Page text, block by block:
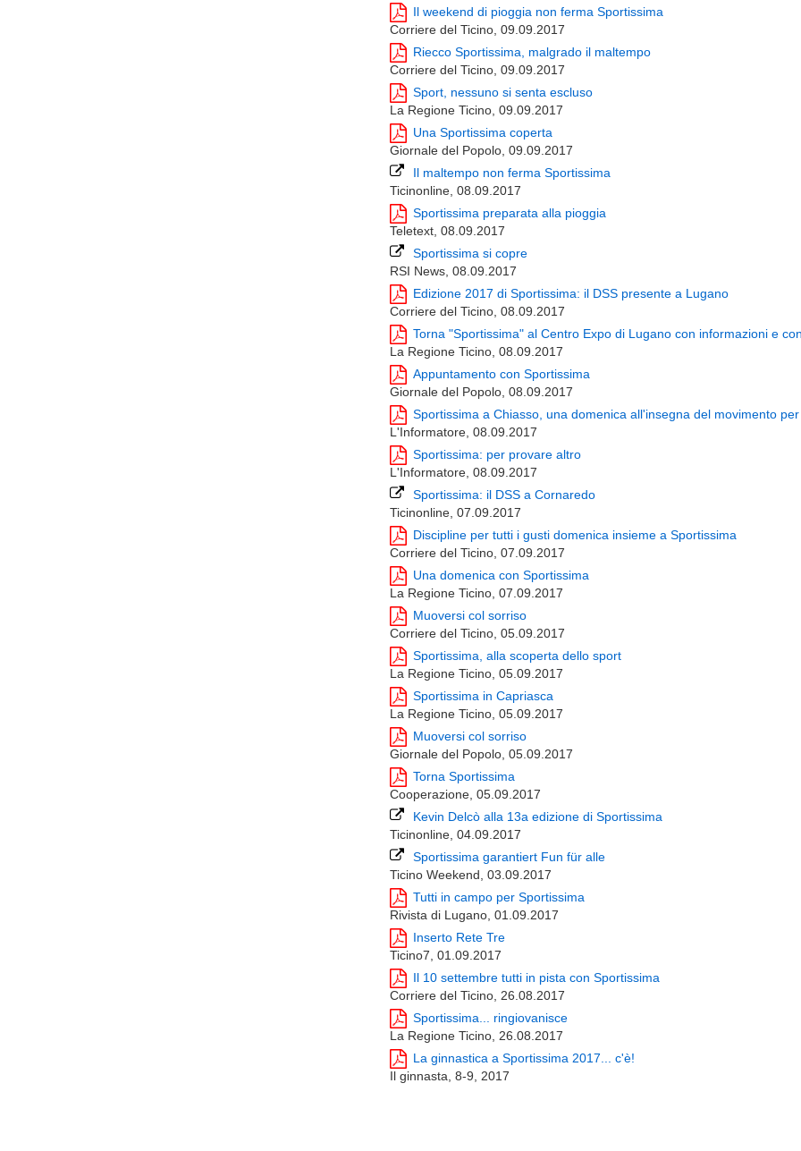
Il weekend di pioggia non ferma Sportissima
Corriere del Ticino, 09.09.2017
Riecco Sportissima, malgrado il maltempo
Corriere del Ticino, 09.09.2017
Sport, nessuno si senta escluso
La Regione Ticino, 09.09.2017
Una Sportissima coperta
Giornale del Popolo, 09.09.2017
Il maltempo non ferma Sportissima
Ticinonline, 08.09.2017
Sportissima preparata alla pioggia
Teletext, 08.09.2017
Sportissima si copre
RSI News, 08.09.2017
Edizione 2017 di Sportissima: il DSS presente a Lugano
Corriere del Ticino, 08.09.2017
Torna "Sportissima" al Centro Expo di Lugano con informazioni e
La Regione Ticino, 08.09.2017
Appuntamento con Sportissima
Giornale del Popolo, 08.09.2017
Sportissima a Chiasso, una domenica all'insegna del movimento
L'Informatore, 08.09.2017
Sportissima: per provare altro
L'Informatore, 08.09.2017
Sportissima: il DSS a Cornaredo
Ticinonline, 07.09.2017
Discipline per tutti i gusti domenica insieme a Sportissima
Corriere del Ticino, 07.09.2017
Una domenica con Sportissima
La Regione Ticino, 07.09.2017
Muoversi col sorriso
Corriere del Ticino, 05.09.2017
Sportissima, alla scoperta dello sport
La Regione Ticino, 05.09.2017
Sportissima in Capriasca
La Regione Ticino, 05.09.2017
Muoversi col sorriso
Giornale del Popolo, 05.09.2017
Torna Sportissima
Cooperazione, 05.09.2017
Kevin Delcò alla 13a edizione di Sportissima
Ticinonline, 04.09.2017
Sportissima garantiert Fun für alle
Ticino Weekend, 03.09.2017
Tutti in campo per Sportissima
Rivista di Lugano, 01.09.2017
Inserto Rete Tre
Ticino7, 01.09.2017
Il 10 settembre tutti in pista con Sportissima
Corriere del Ticino, 26.08.2017
Sportissima... ringiovanisce
La Regione Ticino, 26.08.2017
La ginnastica a Sportissima 2017... c'è!
Il ginnasta, 8-9, 2017